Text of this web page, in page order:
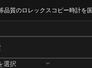
質のロレックスコピー時計を
選択